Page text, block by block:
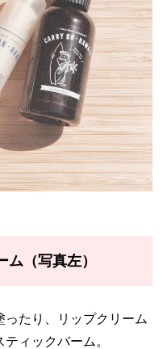
（写真左）
たり、リップクリーム
ィックバーム。